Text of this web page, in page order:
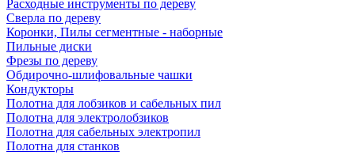
Расходные инструменты по дереву
Сверла по дереву
Коронки, Пилы сегментные - наборные
Пильные диски
Фрезы по дереву
Обдирочно-шлифовальные чашки
Кондукторы
Полотна для лобзиков и сабельных пил
Полотна для электролобзиков
Полотна для сабельных электропил
Полотна для станков